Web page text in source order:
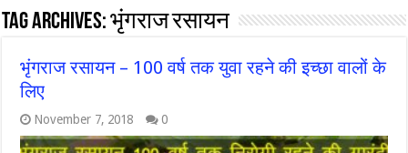
Tag Archives:भृंगराज रसायन
भृंगराज रसायन – 100 वर्ष तक युवा रहने की इच्छा वालों के
लिए
November 7, 2018 0